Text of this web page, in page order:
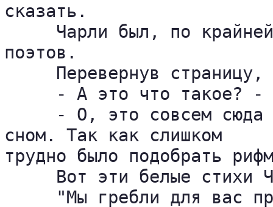
сказать.
Чарли был, по
поэтов.
Перевернув
- А это что такое? -
- О, это совсем
сном. Так как слишком
трудно было подобрать
Вот эти белые стихи
"Мы гребли для вас